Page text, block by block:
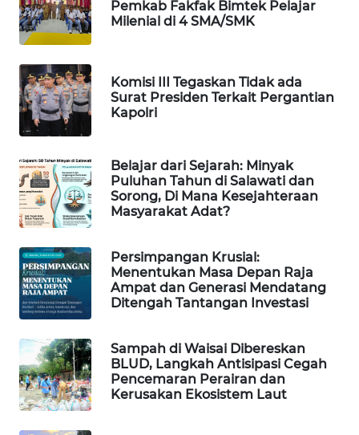
Pemkab Fakfak Bimtek Pelajar
Milenial di 4 SMA/SMK
Komisi III Tegaskan Tidak ada
Surat Presiden Terkait Pergantian
Kapolri
Belajar dari Sejarah: Minyak
Puluhan Tahun di Salawati dan
Sorong, Di Mana Kesejahteraan
Masyarakat Adat?
Persimpangan Krusial:
Menentukan Masa Depan Raja
Ampat dan Generasi Mendatang
Ditengah Tantangan Investasi
Sampah di Waisai Dibereskan
BLUD, Langkah Antisipasi Cegah
Pencemaran Perairan dan
Kerusakan Ekosistem Laut
PORTAL
KONSUMEN
FORWAMKI
ALPERKLINAS
FORJASIDA
TAMBANG
NEWS
SITUNGIR
NEWS
NEWS
SIBARAGAS
NEWS